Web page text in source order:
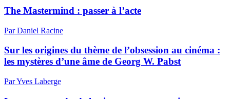
The Mastermind : passer à l’acte
Par Daniel Racine
Sur les origines du thème de l’obsession au cinéma :
les mystères d’une âme de Georg W. Pabst
Par Yves Laberge